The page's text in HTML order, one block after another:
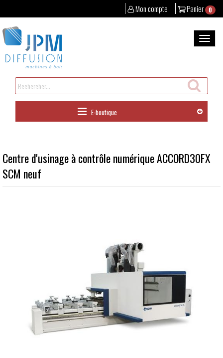
Panier 0
Mon compte
au
contenu
la
Rechercher
un
produit
E-boutique
Centre d'usinage à contrôle numérique ACCORD30FX
SCM neuf